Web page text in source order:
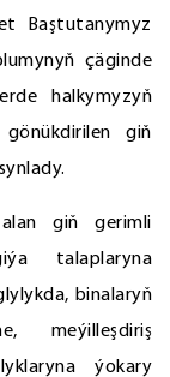
Baştutanymyz
çäginde
halkymyzyň
giň
giň gerimli
talaplaryna
binalaryň
meýilleşdiriş
ýokary